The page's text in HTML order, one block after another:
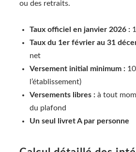
ou des retraits.
Taux officiel en janvier 2026 :
Taux du 1er février au 31
net
Versement initial minimum :
l’établissement)
Versements libres : à tout
du plafond
Un seul livret A par personne